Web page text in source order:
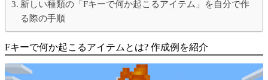
新しい種類の「Fキーで何か起こるアイテム」を自分で作
る際の手順
Fキーで何か起こるアイテムとは? 作成例を紹介